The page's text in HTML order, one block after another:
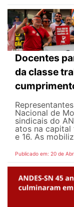
Docentes
da classe
Nacional de
sindicais do
atos na capital
e 16. As
Publicado em: 20 de